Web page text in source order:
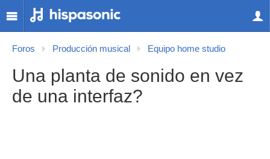
Foros Producción musical Equipo home studio
Una planta de sonido en vez
de una interfaz?